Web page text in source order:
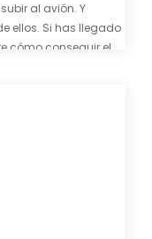
al avión. Y
ellos. Si has llegado
cómo conseguir el